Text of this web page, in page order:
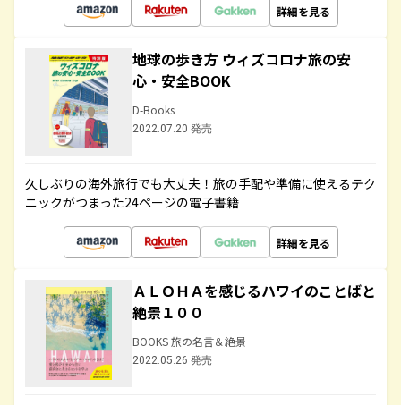
詳細を見る
地球の歩き方 ウィズコロナ旅の安
心・安全BOOK
D-Books
2022.07.20 発売
久しぶりの海外旅行でも大丈夫！旅の手配や準備に使えるテク
ニックがつまった24ページの電子書籍
詳細を見る
ＡＬＯＨＡを感じるハワイのことばと
絶景１００
BOOKS 旅の名言＆絶景
2022.05.26 発売